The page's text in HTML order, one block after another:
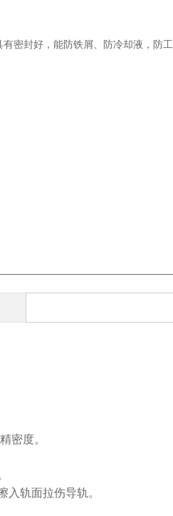
密封好，能防铁屑、防冷却液，防工
密度。
轨面拉伤导轨。